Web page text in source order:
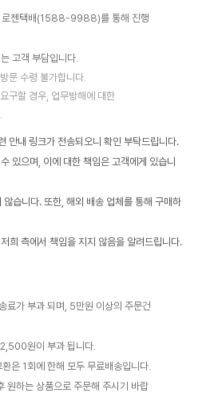
젠택배(1588-9988)를 통해 진행
고객 부담입니다.
문 수령 불가합니다.
구할 경우, 업무방해에 대한
안내 링크가 전송되오니 확인 부탁드립니다.
있으며, 이에 대한 책임은 고객에게 있습니
습니다. 또한, 해외 배송 업체를 통해 구매하
측에서 책임을 지지 않음을 알려드립니다.
가 부과 되며, 5만원 이상의 주문건
원이 부과 됩니다.
은 1회에 한해 모두 무료배송입니다.
원하는 상품으로 주문해 주시기 바랍